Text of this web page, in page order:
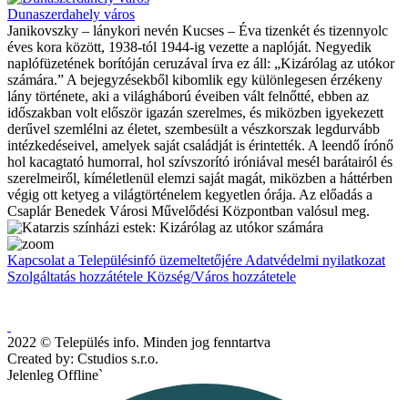
Dunaszerdahely város
Janikovszky – lánykori nevén Kucses – Éva tizenkét és tizennyolc
éves kora között, 1938-tól 1944-ig vezette a naplóját. Negyedik
naplófüzetének borítóján ceruzával írva ez áll: „Kizárólag az utókor
számára.” A bejegyzésekből kibomlik egy különlegesen érzékeny
lány története, aki a világháború éveiben vált felnőtté, ebben az
időszakban volt először igazán szerelmes, és miközben igyekezett
derűvel szemlélni az életet, szembesült a vészkorszak legdurvább
intézkedéseivel, amelyek saját családját is érintették. A leendő írónő
hol kacagtató humorral, hol szívszorító iróniával mesél barátairól és
szerelmeiről, kíméletlenül elemzi saját magát, miközben a háttérben
végig ott ketyeg a világtörténelem kegyetlen órája. Az előadás a
Csaplár Benedek Városi Művelődési Központban valósul meg.
Kapcsolat a Településinfó üzemeltetőjére Adatvédelmi nyilatkozat
Szolgáltatás hozzátétele Község/Város hozzátetele
2022 © Település info. Minden jog fenntartva
Created by: Cstudios s.r.o.
Jelenleg Offline`